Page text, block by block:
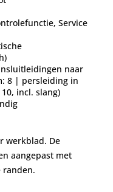
Service
naar
8 | persleiding in
incl. slang)
werkblad. De
aangepast met
randen.